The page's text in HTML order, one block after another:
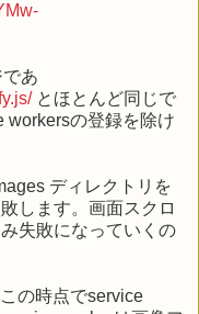
あ
とほとんど同じで
workersの登録を除け
ディレクトリを
します。画面スクロ
失敗になっていくの
の時点でservice